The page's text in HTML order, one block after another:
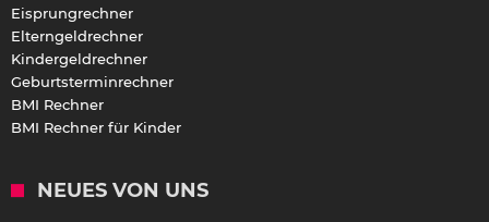
Eisprungrechner
Elterngeldrechner
Kindergeldrechner
Geburtsterminrechner
BMI Rechner
BMI Rechner für Kinder
NEUES VON UNS